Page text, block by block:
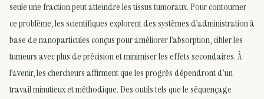
seule une fraction peut atteindre les tissus tumoraux. Pour contourner
ce problème, les scientifiques explorent des systèmes d’administration à
base de nanoparticules conçus pour améliorer l’absorption, cibler les
tumeurs avec plus de précision et minimiser les effets secondaires. À
l’avenir, les chercheurs affirment que les progrès dépendront d’un
travail minutieux et méthodique. Des outils tels que le séquençage